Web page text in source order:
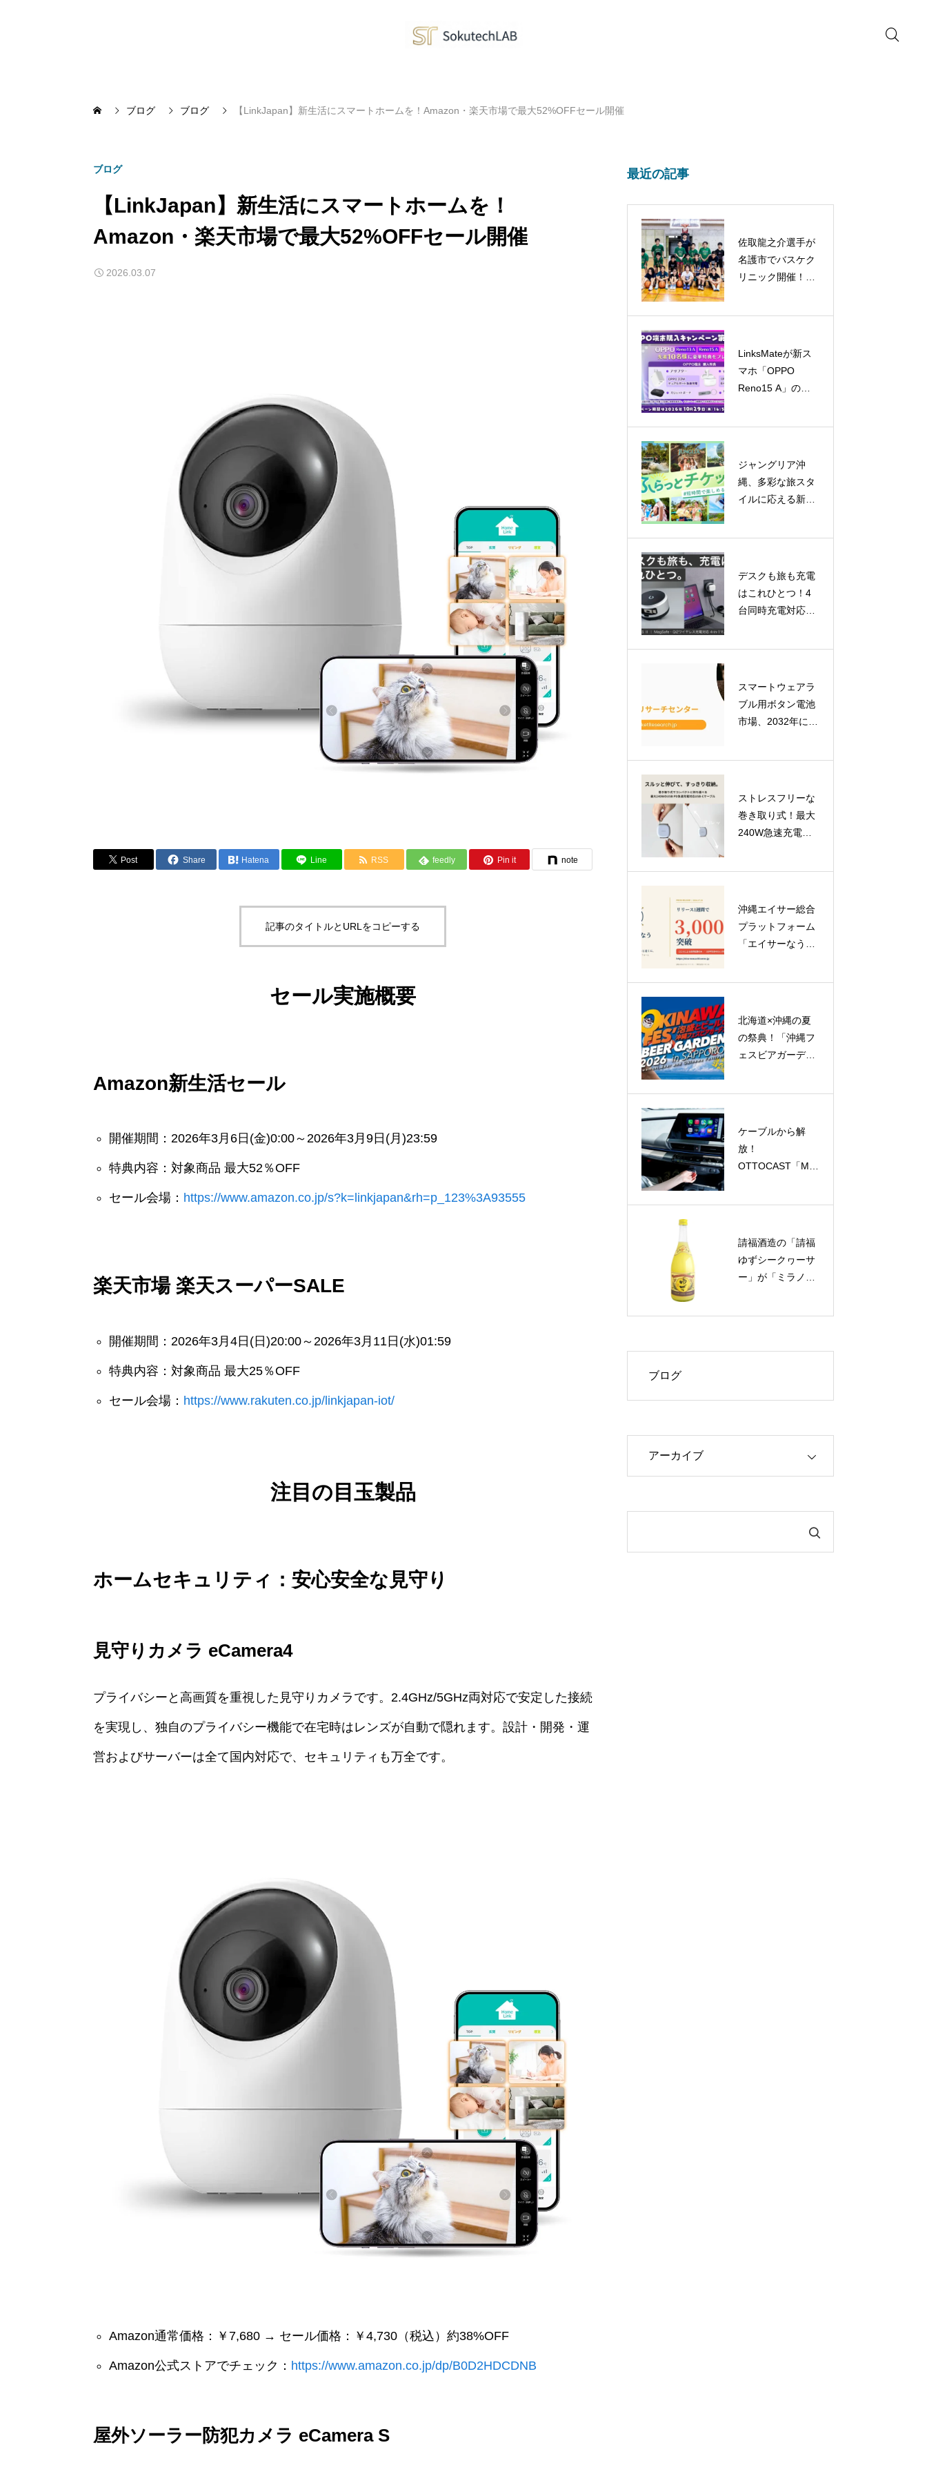
ブログ ブログ 【LinkJapan】新生活にスマートホームを！Amazon・楽天市場で最大52%OFFセール開催
ブログ
【LinkJapan】新生活にスマートホームを！
Amazon・楽天市場で最大52%OFFセール開催
2026.03.07
Post Share Hatena Line RSS feedly Pin it note
記事のタイトルとURLをコピーする
セール実施概要
Amazon新生活セール
開催期間：2026年3月6日(金)0:00～2026年3月9日(月)23:59
特典内容：対象商品 最大52％OFF
セール会場： https://www.amazon.co.jp/s?k=linkjapan&rh=p_123%3A93555
楽天市場 楽天スーパーSALE
開催期間：2026年3月4日(日)20:00～2026年3月11日(水)01:59
特典内容：対象商品 最大25％OFF
セール会場： https://www.rakuten.co.jp/linkjapan-iot/
注目の目玉製品
ホームセキュリティ：安心安全な見守り
見守りカメラ eCamera4
プライバシーと高画質を重視した見守りカメラです。2.4GHz/5GHz両対応で安定した接続
を実現し、独自のプライバシー機能で在宅時はレンズが自動で隠れます。設計・開発・運
営およびサーバーは全て国内対応で、セキュリティも万全です。
Amazon通常価格：￥7,680 → セール価格：￥4,730（税込）約38%OFF
Amazon公式ストアでチェック： https://www.amazon.co.jp/dp/B0D2HDCDNB
屋外ソーラー防犯カメラ eCamera S
最近の記事
佐取龍之介選手が
名護市でバスケク
リニック開催！子
LinksMateが新ス
マホ「OPPO
Reno15 A」の販
ジャングリア沖
縄、多彩な旅スタ
イルに応える新チ
「ふらっとチケッ
化
デスクも旅も充電
はこれひとつ！4
台同時充電対応
スマートウェアラ
ブル用ボタン電池
市場、2032年には
ストレスフリーな
巻き取り式！最大
240W急速充電対
240W」が登場
沖縄エイサー総合
プラットフォーム
「エイサーなう」
北海道×沖縄の夏
の祭典！「沖縄フ
ェスビアガーデン
ケーブルから解
放！
OTTOCAST「Mini
に、今だけ
40%OFF！
請福酒造の「請福
ゆずシークヮーサ
ー」が「ミラノ酒
ブログ